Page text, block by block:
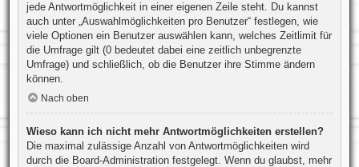
jede Antwortmöglichkeit in einer eigenen Zeile steht. Du kannst
auch unter „Auswahlmöglichkeiten pro Benutzer“ festlegen, wie
viele Optionen ein Benutzer auswählen kann, welches Zeitlimit für
die Umfrage gilt (0 bedeutet dabei eine zeitlich unbegrenzte
Umfrage) und schließlich, ob die Benutzer ihre Stimme ändern
können.
Nach oben
Wieso kann ich nicht mehr Antwortmöglichkeiten erstellen?
Die maximal zulässige Anzahl von Antwortmöglichkeiten wird
durch die Board-Administration festgelegt. Wenn du glaubst, mehr